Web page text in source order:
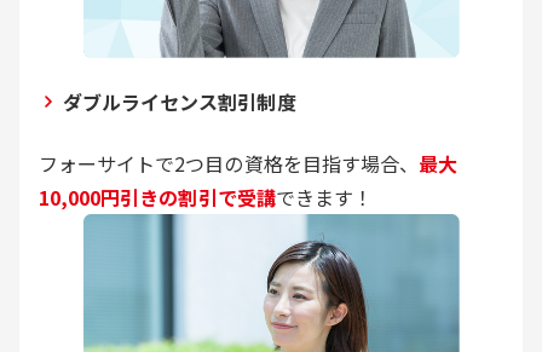
ダブルライセンス割引制度
フォーサイトで2つ目の資格を目指す場合、 最大
10,000円引きの割引で受講できます！